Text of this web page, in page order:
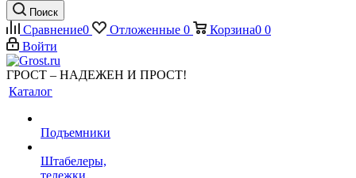
Поиск
Сравнение0 Отложенные 0 Корзина0 0
Войти
ГРОСТ – НАДЕЖЕН И ПРОСТ!
Каталог
Подъемники
Штабелеры,
тележки,